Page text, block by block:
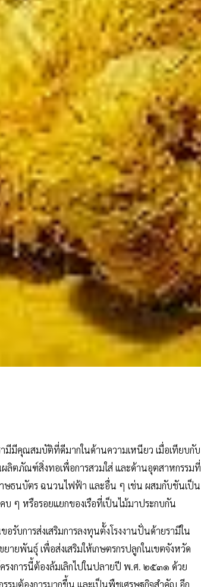
มีมีคุณสมบัติที่ดีมากในด้านความเหนียว เมื่อเทียบกับ
ลิตภัณฑ์สิ่งทอเพื่อการสวมใส่ และด้านอุตสาหกรรมที่
าษธนบัตร ฉนวนไฟฟ้า และอื่น ๆ เช่น ผสมกับชันเป็น
ๆ หรือรอยแยกของเรือที่เป็นไม้มาประกบกัน
บการส่งเสริมการลงทุนตั้งโรงงานปั่นด้ายรามีใน
ยพันธุ์ เพื่อส่งเสริมให้เกษตรกรปลูกในเขตจังหวัด
งการนี้ต้องล้มเลิกไปในปลายปี พ.ศ. ๒๕๓๑ ด้วย
รมต้องการมากขึ้น และเป็นพืชเศรษฐกิจสำคัญ อีก